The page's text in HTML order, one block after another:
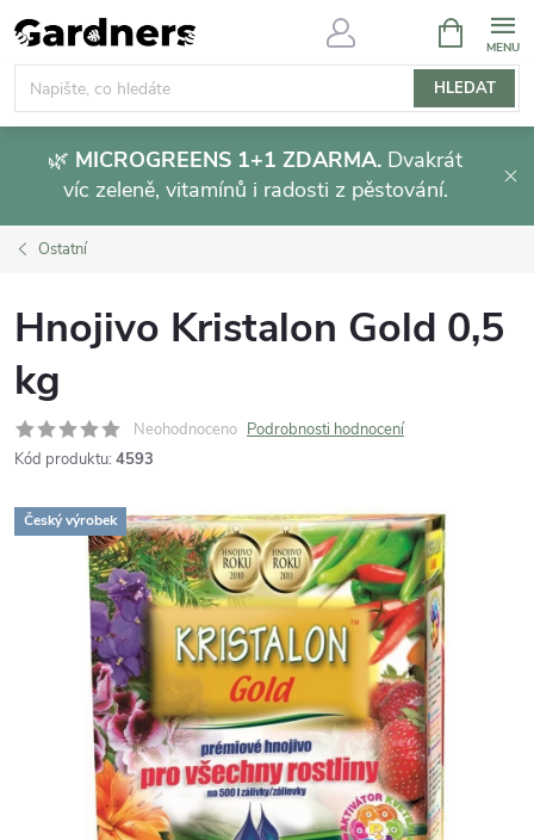
Přejít
na
obsah
HLEDAT
NÁKUPNÍ
KOŠÍK
🌿 MICROGREENS 1+1 ZDARMA. Dvakrát
víc zeleně, vitamínů i radosti z pěstování.
Ostatní
Hnojivo Kristalon Gold 0,5
kg
Neohodnoceno Podrobnosti hodnocení
Kód produktu: 4593
Český výrobek